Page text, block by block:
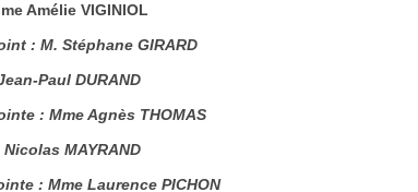
Amélie VIGINIOL
: M. Stéphane GIRARD
Paul DURAND
: Mme Agnès THOMAS
MAYRAND
: Mme Laurence PICHON